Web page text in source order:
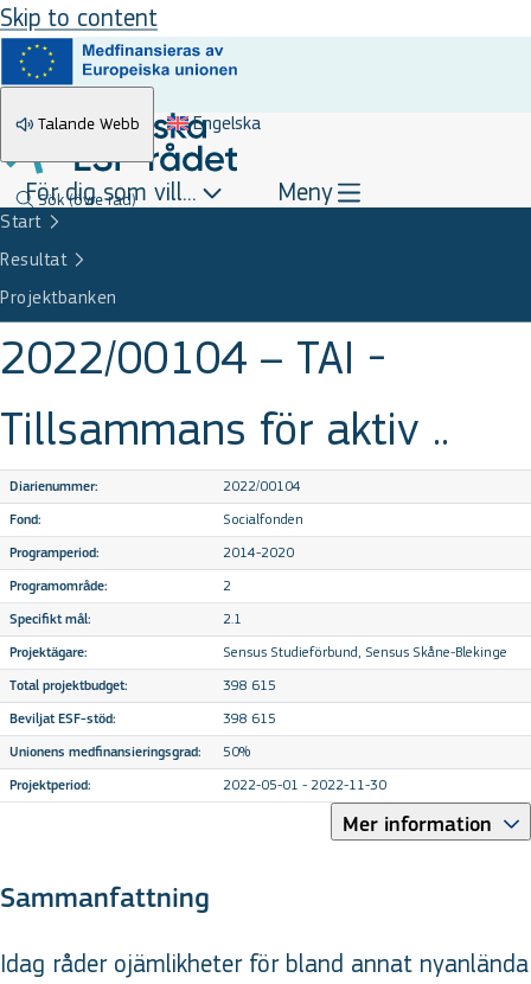
Skip to content
Talande Webb Engelska
Sök(övre rad)
För dig som vill... Meny
Start
Resultat
Projektbanken
2022/00104 – TAI -
Tillsammans för aktiv ..
Diarienummer: 2022/00104
Fond: Socialfonden
Programperiod: 2014-2020
Programområde: 2
Specifikt mål: 2.1
Projektägare: Sensus Studieförbund, Sensus Skåne-Blekinge
Total projektbudget: 398 615
Beviljat ESF-stöd: 398 615
Unionens medfinansieringsgrad: 50%
Projektperiod: 2022-05-01 - 2022-11-30
Mer information
Sammanfattning
Idag råder ojämlikheter för bland annat nyanlända